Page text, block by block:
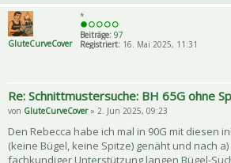
GluteCurveCover
*
Beiträge: 97
Registriert: 16. Mai 2025, 11:31
Re: Schnittmustersuche: BH 65G ohne
von GluteCurveCover» 2. Jun 2025, 09:23
Den Rebecca habe ich mal in 90G mit diesen
(keine Bügel, keine Spitze) genäht und nach